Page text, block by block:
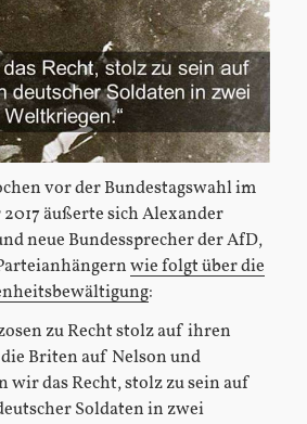
vor der Bundestagswahl im
äußerte sich Alexander
neue Bundessprecher der AfD,
wie folgt über die
:
zu Recht stolz auf ihren
Briten auf Nelson und
wir das Recht, stolz zu sein auf
Soldaten in zwei